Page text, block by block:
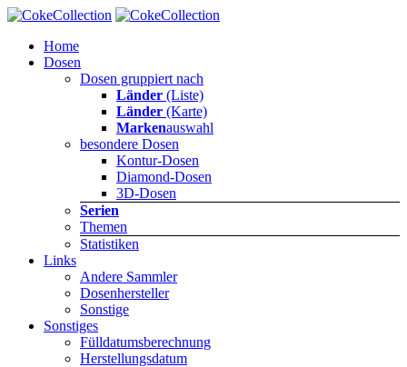
Home
Dosen
Dosen gruppiert nach
Länder (Liste)
Länder (Karte)
Markenauswahl
besondere Dosen
Kontur-Dosen
Diamond-Dosen
3D-Dosen
Serien
Themen
Statistiken
Links
Andere Sammler
Dosenhersteller
Sonstige
Sonstiges
Fülldatumsberechnung
Herstellungsdatum